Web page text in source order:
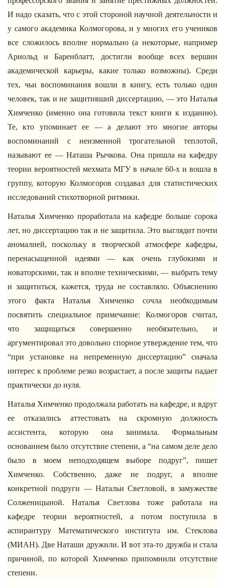
И надо сказать, что с этой стороной научной деятельности и
у самого академика Колмогорова, и у многих его учеников
все сложилось вполне нормально (а некоторые, например
Арнольд и Баренблатт, достигли вообще всех вершин
академической карьеры, какие только возможны). Среди
тех, чьи воспоминания вошли в книгу, есть только один
человек, так и не защитивший диссертацию, — это Наталья
Химченко (именно она готовила текст книги к изданию).
Те, кто упоминает ее — а делают это многие авторы
воспоминаний с неизменной трогательной теплотой,
называют ее — Наташа Рычкова. Она пришла на кафедру
теории вероятностей мехмата МГУ в начале 60-х и вошла в
группу, которую Колмогоров создавал для статистических
исследований стихотворной ритмики.
Наталья Химченко проработала на кафедре больше сорока
лет, но диссертацию так и не защитила. Это выглядит почти
аномалией, поскольку в творческой атмосфере кафедры,
перенасыщенной идеями — как очень глубокими и
новаторскими, так и вполне техническими, — выбрать тему
и защититься, кажется, труда не составляло. Объяснению
этого факта Наталья Химченко сочла необходимым
посвятить специальное примечание: Колмогоров считал,
что защищаться совершенно необязательно, и
аргументировал это довольно спорное утверждение тем, что
“при установке на непременную диссертацию” сначала
интерес к проблеме резко возрастает, а после защиты падает
практически до нуля.
Наталья Химченко продолжала работать на кафедре, и вдруг
ее отказались аттестовать на скромную должность
ассистента, которую она занимала. Формальным
основанием было отсутствие степени, а “на самом деле дело
было в моем неподходящем выборе подруг”, пишет
Химченко. Собственно, даже не подруг, а вполне
конкретной подруги — Натальи Светловой, в замужестве
Солженицыной. Наталья Светлова тоже работала на
кафедре теории вероятностей, а потом поступила в
аспирантуру Математического института им. Стеклова
(МИАН). Две Наташи дружили. И вот эта-то дружба и стала
причиной, по которой Химченко припомнили отсутствие
степени.